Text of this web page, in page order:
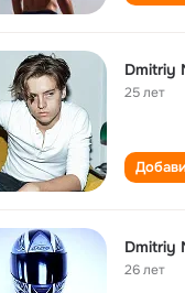
Dmitriy
25 лет
Dmitriy
26 лет